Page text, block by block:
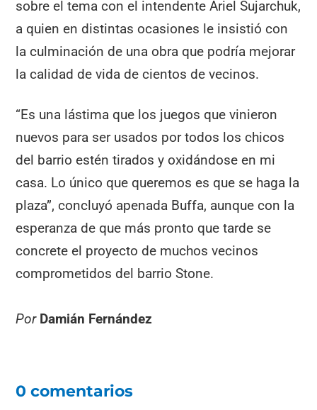
sobre el tema con el intendente Ariel Sujarchuk,
a quien en distintas ocasiones le insistió con
la culminación de una obra que podría mejorar
la calidad de vida de cientos de vecinos.
“Es una lástima que los juegos que vinieron
nuevos para ser usados por todos los chicos
del barrio estén tirados y oxidándose en mi
casa. Lo único que queremos es que se haga la
plaza”, concluyó apenada Buffa, aunque con la
esperanza de que más pronto que tarde se
concrete el proyecto de muchos vecinos
comprometidos del barrio Stone.
Por Damián Fernández
0 comentarios